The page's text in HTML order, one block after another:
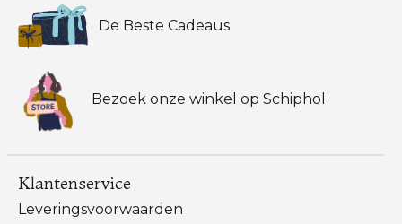
De Beste Cadeaus
Bezoek onze winkel op Schiphol
Klantenservice
Leveringsvoorwaarden